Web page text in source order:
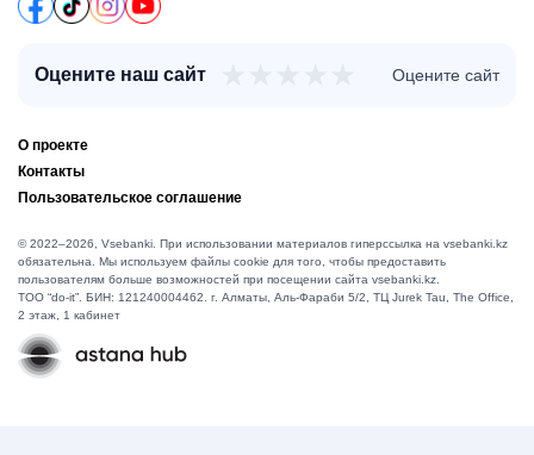
Оцените наш сайт Оцените сайт
О проекте
Контакты
Пользовательское соглашение
© 2022–2026, Vsebanki. При использовании материалов гиперссылка на vsebanki.kz
обязательна. Мы используем файлы cookie для того, чтобы предоставить
пользователям больше возможностей при посещении сайта vsebanki.kz.
TOO “do-it”. БИН: 121240004462. г. Алматы, ​Аль-Фараби 5/2, ТЦ Jurek Tau, The Office,
2 этаж, 1 кабинет